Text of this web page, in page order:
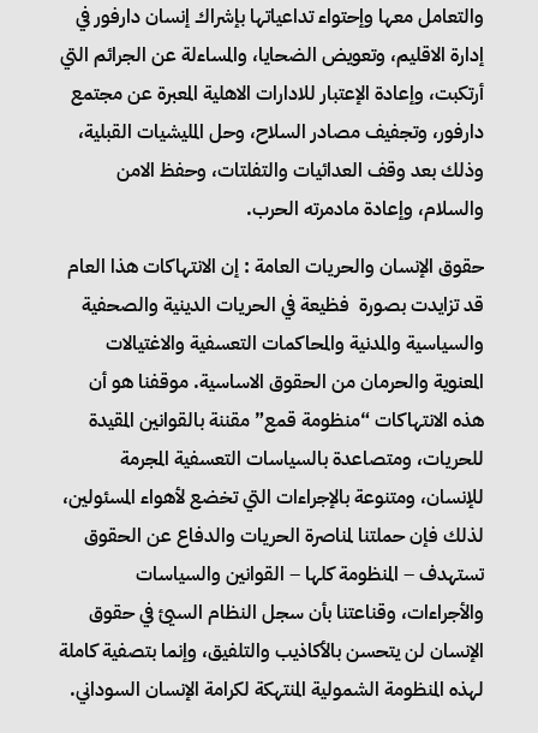
والتعامل معها وإحتواء تداعياتها بإشراك إنسان دارفور في
إدارة الاقليم، وتعويض الضحايا، والمساءلة عن الجرائم التي
أرتكبت، وإعادة الإعتبار للادارات الاهلية المعبرة عن مجتمع
دارفور، وتجفيف مصادر السلاح، وحل المليشيات القبلية،
وذلك بعد وقف العدائيات والتفلتات، وحفظ الامن
والسلام، وإعادة مادمرته الحرب.
حقوق الإنسان والحريات العامة : إن الانتهاكات هذا العام
قد تزايدت بصورة فظيعة في الحريات الدينية والصحفية
والسياسية والمدنية والمحاكمات التعسفية والاغتيالات
المعنوية والحرمان من الحقوق الاساسية. موقفنا هو أن
هذه الانتهاكات “منظومة قمع” مقننة بالقوانين المقيدة
للحريات، ومتصاعدة بالسياسات التعسفية المجرمة
للإنسان، ومتنوعة بالإجراءات التي تخضع لأهواء المسئولين،
لذلك فإن حملتنا لمناصرة الحريات والدفاع عن الحقوق
تستهدف – المنظومة كلها – القوانين والسياسات
والأجراءات، وقناعتنا بأن سجل النظام السيئ في حقوق
الإنسان لن يتحسن بالأكاذيب والتلفيق، وإنما بتصفية كاملة
لهذه المنظومة الشمولية المنتهكة لكرامة الإنسان السوداني.